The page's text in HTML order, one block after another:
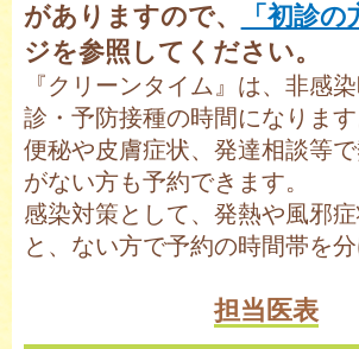
がありますので、
「初診の
ジを参照してください。
『クリーンタイム』は、非感
診・予防接種の時間になりま
便秘や皮膚症状、発達相談等
がない方も予約できます。
感染対策として、発熱や風邪
と、ない方で予約の時間帯を分
担当医表